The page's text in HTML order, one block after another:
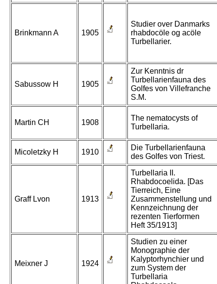
Brinkmann A 1905
Studier over Danmarks
rhabdocöle og acöle
Turbellarier.
Sabussow H 1905
Zur Kenntnis dr
Turbellarienfauna des
Golfes von Villefranche
S.M.
Martin CH 1908
The nematocysts of
Turbellaria.
Micoletzky H 1910
Die Turbellarienfauna
des Golfes von Triest.
Graff Lvon 1913
Turbellaria II.
Rhabdocoelida. [Das
Tierreich, Eine
Zusammenstellung und
Kennzeichnung der
rezenten Tierformen
Heft 35/1913]
Meixner J 1924
Studien zu einer
Monographie der
Kalyptorhynchier und
zum System der
Turbellaria